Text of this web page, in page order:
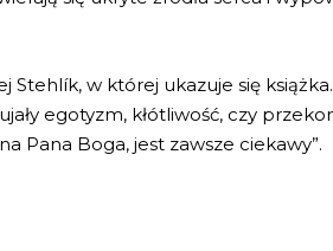
Stehlík, w której ukazuje się
egotyzm, kłótliwość, czy
Pana Boga, jest zawsze ciekawy”.